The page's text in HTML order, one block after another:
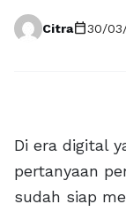
Citracalendar_today30/
Di era digital
pertanyaan
sudah siap